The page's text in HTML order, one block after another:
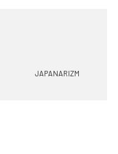
JAPANARIZM